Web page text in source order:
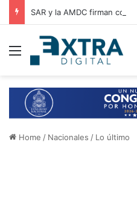
Menu
Home / Nacionales / Lo último